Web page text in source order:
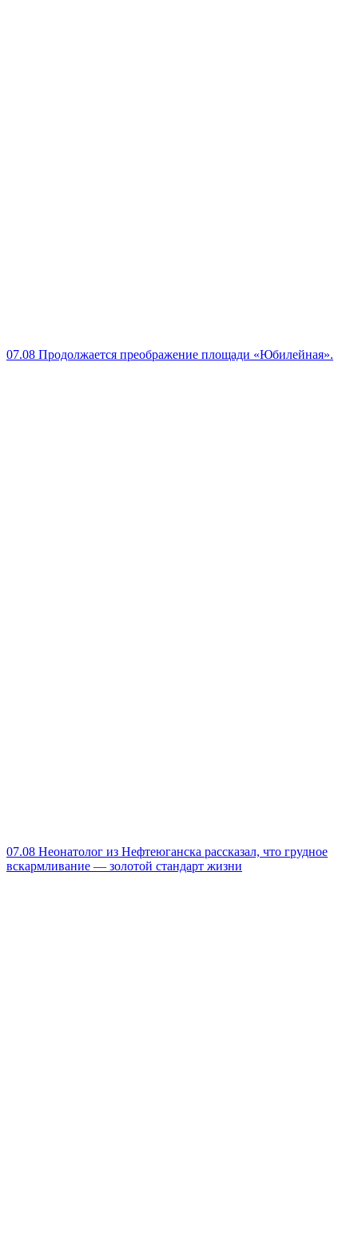
07.08 Продолжается преображение площади «Юбилейная».
07.08 Неонатолог из Нефтеюганска рассказал, что грудное
вскармливание — золотой стандарт жизни